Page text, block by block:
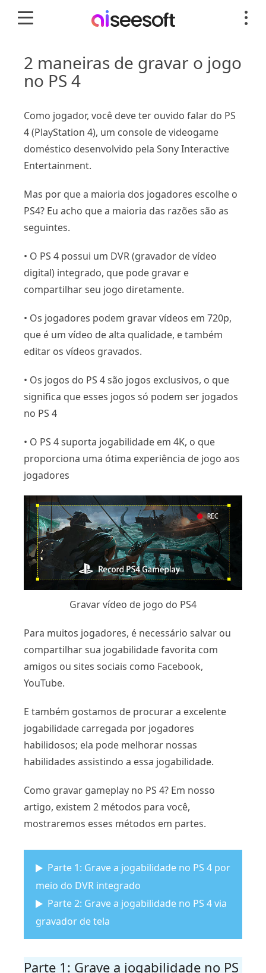
2 maneiras de gravar o jogo
no PS 4
Como jogador, você deve ter ouvido falar do PS
4 (PlayStation 4), um console de videogame
doméstico desenvolvido pela Sony Interactive
Entertainment.
Mas por que a maioria dos jogadores escolhe o
PS4? Eu acho que a maioria das razões são as
seguintes.
• O PS 4 possui um DVR (gravador de vídeo
digital) integrado, que pode gravar e
compartilhar seu jogo diretamente.
• Os jogadores podem gravar vídeos em 720p,
que é um vídeo de alta qualidade, e também
editar os vídeos gravados.
• Os jogos do PS 4 são jogos exclusivos, o que
significa que esses jogos só podem ser jogados
no PS 4
• O PS 4 suporta jogabilidade em 4K, o que
proporciona uma ótima experiência de jogo aos
jogadores
Gravar vídeo de jogo do PS4
Para muitos jogadores, é necessário salvar ou
compartilhar sua jogabilidade favorita com
amigos ou sites sociais como Facebook,
YouTube.
E também gostamos de procurar a excelente
jogabilidade carregada por jogadores
habilidosos; ela pode melhorar nossas
habilidades assistindo a essa jogabilidade.
Como gravar gameplay no PS 4? Em nosso
artigo, existem 2 métodos para você,
mostraremos esses métodos em partes.
Parte 1: Grave a jogabilidade no PS 4 por
meio do DVR integrado
Parte 2: Grave a jogabilidade no PS 4 via
gravador de tela
Parte 1: Grave a jogabilidade no PS